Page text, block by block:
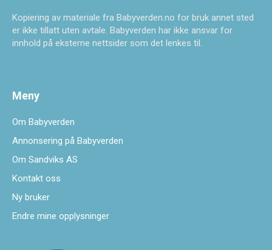
Kopiering av materiale fra Babyverden.no for bruk annet sted
er ikke tillatt uten avtale. Babyverden har ikke ansvar for
innhold på eksterne nettsider som det lenkes til.
Meny
Om Babyverden
Annonsering på Babyverden
Om Sandviks AS
Kontakt oss
Ny bruker
Endre mine opplysninger